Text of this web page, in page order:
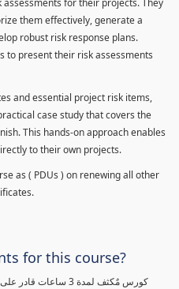
them effectively, generate a
robust risk response plans.
to present their risk assessments
and essential project risk items,
case study that covers the
This hands-on approach enables
to their own projects.
as ( PDUs ) on renewing all other
for this course?
كورس مٌكثف لمدة 3